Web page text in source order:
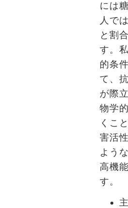
には
人で
と割
す。
的条
て、
が際
物学
くこ
害活
よう
高機
す。